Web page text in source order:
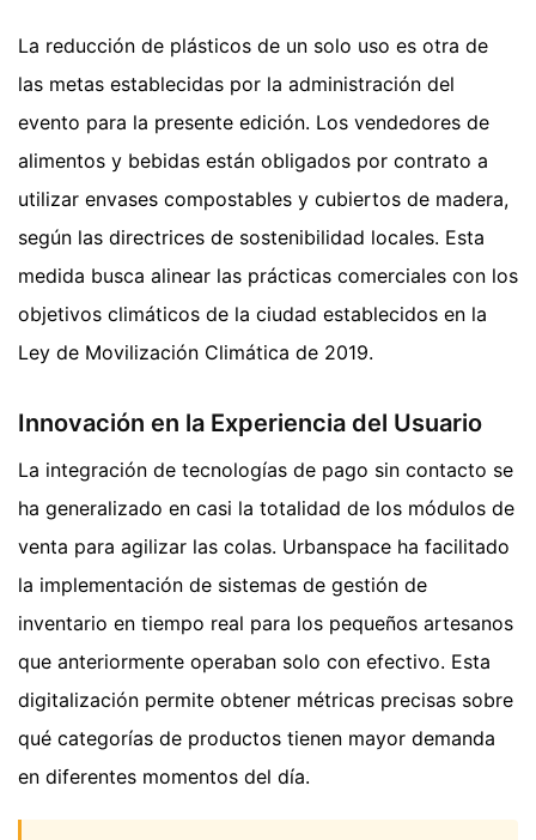
La reducción de plásticos de un solo uso es otra de
las metas establecidas por la administración del
evento para la presente edición. Los vendedores de
alimentos y bebidas están obligados por contrato a
utilizar envases compostables y cubiertos de madera,
según las directrices de sostenibilidad locales. Esta
medida busca alinear las prácticas comerciales con los
objetivos climáticos de la ciudad establecidos en la
Ley de Movilización Climática de 2019.
Innovación en la Experiencia del Usuario
La integración de tecnologías de pago sin contacto se
ha generalizado en casi la totalidad de los módulos de
venta para agilizar las colas. Urbanspace ha facilitado
la implementación de sistemas de gestión de
inventario en tiempo real para los pequeños artesanos
que anteriormente operaban solo con efectivo. Esta
digitalización permite obtener métricas precisas sobre
qué categorías de productos tienen mayor demanda
en diferentes momentos del día.